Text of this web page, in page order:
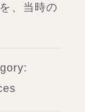
、当時の